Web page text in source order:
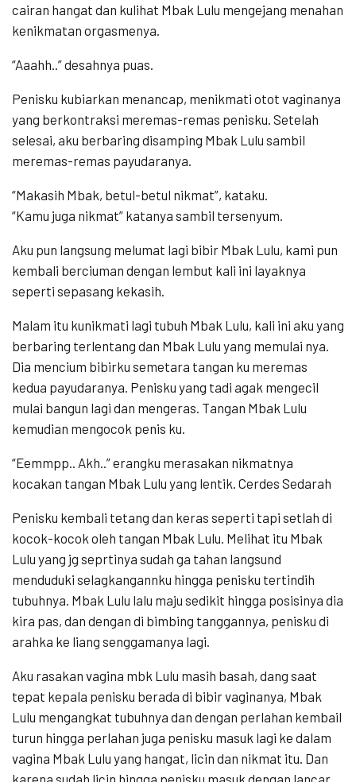
cairan hangat dan kulihat Mbak Lulu mengejang menahan
kenikmatan orgasmenya.
“Aaahh..” desahnya puas.
Penisku kubiarkan menancap, menikmati otot vaginanya
yang berkontraksi meremas-remas penisku. Setelah
selesai, aku berbaring disamping Mbak Lulu sambil
meremas-remas payudaranya.
“Makasih Mbak, betul-betul nikmat”, kataku.
“Kamu juga nikmat” katanya sambil tersenyum.
Aku pun langsung melumat lagi bibir Mbak Lulu, kami pun
kembali berciuman dengan lembut kali ini layaknya
seperti sepasang kekasih.
Malam itu kunikmati lagi tubuh Mbak Lulu, kali ini aku yang
berbaring terlentang dan Mbak Lulu yang memulai nya.
Dia mencium bibirku semetara tangan ku meremas
kedua payudaranya. Penisku yang tadi agak mengecil
mulai bangun lagi dan mengeras. Tangan Mbak Lulu
kemudian mengocok penis ku.
“Eemmpp.. Akh..” erangku merasakan nikmatnya
kocakan tangan Mbak Lulu yang lentik. Cerdes Sedarah
Penisku kembali tetang dan keras seperti tapi setlah di
kocok-kocok oleh tangan Mbak Lulu. Melihat itu Mbak
Lulu yang jg seprtinya sudah ga tahan langsund
menduduki selagkangannku hingga penisku tertindih
tubuhnya. Mbak Lulu lalu maju sedikit hingga posisinya dia
kira pas, dan dengan di bimbing tanggannya, penisku di
arahka ke liang senggamanya lagi.
Aku rasakan vagina mbk Lulu masih basah, dang saat
tepat kepala penisku berada di bibir vaginanya, Mbak
Lulu mengangkat tubuhnya dan dengan perlahan kembail
turun hingga perlahan juga penisku masuk lagi ke dalam
vagina Mbak Lulu yang hangat, licin dan nikmat itu. Dan
karena sudah licin hingga penisku masuk dengan lancar